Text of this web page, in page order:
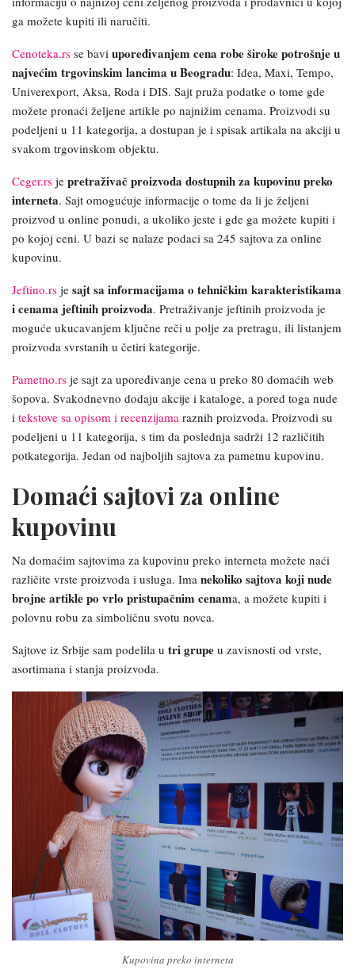
ga možete kupiti ili naručiti.
Cenoteka.rs se bavi upoređivanjem cena robe široke potrošnje u
najvećim trgovinskim lancima u Beogradu: Idea, Maxi, Tempo,
Univerexport, Aksa, Roda i DIS. Sajt pruža podatke o tome gde
možete pronaći željene artikle po najnižim cenama. Proizvodi su
podeljeni u 11 kategorija, a dostupan je i spisak artikala na akciji u
svakom trgovinskom objektu.
Ceger.rs je pretraživač proizvoda dostupnih za kupovinu preko
interneta. Sajt omogućuje informacije o tome da li je željeni
proizvod u online ponudi, a ukoliko jeste i gde ga možete kupiti i
po kojoj ceni. U bazi se nalaze podaci sa 245 sajtova za online
kupovinu.
Jeftino.rs je sajt sa informacijama o tehničkim karakteristikama
i cenama jeftinih proizvoda. Pretraživanje jeftinih proizvoda je
moguće ukucavanjem ključne reči u polje za pretragu, ili listanjem
proizvoda svrstanih u četiri kategorije.
Pametno.rs je sajt za upoređivanje cena u preko 80 domaćih web
šopova. Svakodnevno dodaju akcije i kataloge, a pored toga nude
i tekstove sa opisom i recenzijama raznih proizvoda. Proizvodi su
podeljeni u 11 kategorija, s tim da poslednja sadrži 12 različitih
potkategorija. Jedan od najboljih sajtova za pametnu kupovinu.
Domaći sajtovi za online
kupovinu
Na domaćim sajtovima za kupovinu preko interneta možete naći
različite vrste proizvoda i usluga. Ima nekoliko sajtova koji nude
brojne artikle po vrlo pristupačnim cenama, a možete kupiti i
polovnu robu za simboličnu svotu novca.
Sajtove iz Srbije sam podelila u tri grupe u zavisnosti od vrste,
asortimana i stanja proizvoda.
Kupovina preko interneta